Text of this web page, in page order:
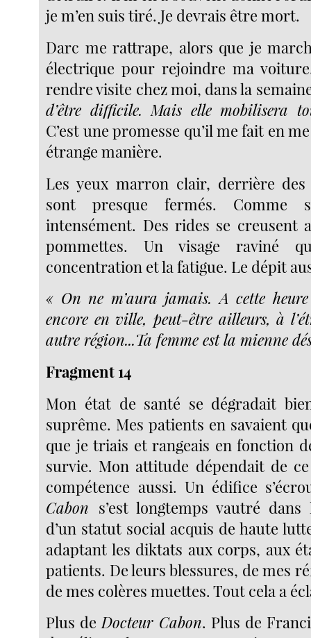
je m’en suis tiré. Je devrais être mort.
Darc me rattrape, alors que je
électrique pour rejoindre ma
rendre visite chez moi, dans la
d’être difficile. Mais elle mobilisera
C’est une promesse qu’il me fait en
étrange manière.
Les yeux marron clair, derrière des
sont presque fermés. Comme
intensément. Des rides se creusent
pommettes. Un visage raviné
concentration et la fatigue. Le dépit
« On ne m’aura jamais. A cette
encore en ville, peut-être ailleurs, à
autre région...Ta femme est la mienne
Fragment 14
Mon état de santé se dégradait
suprême. Mes patients en savaient
que je triais et rangeais en fonction
survie. Mon attitude dépendait de
compétence aussi. Un édifice
Cabon s’est longtemps vautré dans
d’un statut social acquis de haute
adaptant les diktats aux corps, aux
patients. De leurs blessures, de mes
de mes colères muettes. Tout cela a
Plus deDocteur Cabon. Plus de